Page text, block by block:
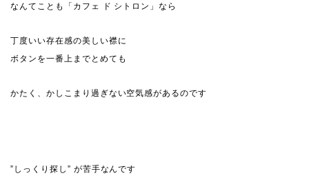
なんてことも「カフェ ド シトロン」なら
丁度いい存在感の美しい襟に
ボタンを一番上までとめても
かたく、かしこまり過ぎない空気感があるのです
”しっくり探し” が苦手なんです